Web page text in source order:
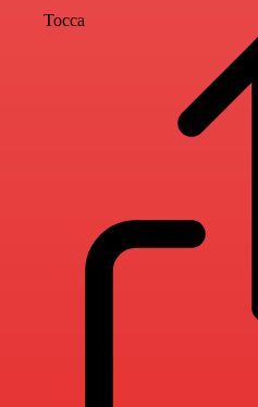
Tocca